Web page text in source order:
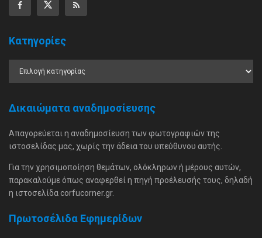
Κατηγορίες
Δικαιώματα αναδημοσίευσης
Απαγορεύεται η αναδημοσίευση των φωτογραφιών της
ιστοσελίδας μας, χωρίς την άδεια του υπεύθυνου αυτής.
Για την χρησιμοποίηση θεμάτων, ολόκληρων ή μέρους αυτών,
παρακαλούμε όπως αναφερθεί η πηγή προέλευσής τους, δηλαδή
η ιστοσελίδα corfucorner.gr.
Πρωτοσέλιδα Εφημερίδων